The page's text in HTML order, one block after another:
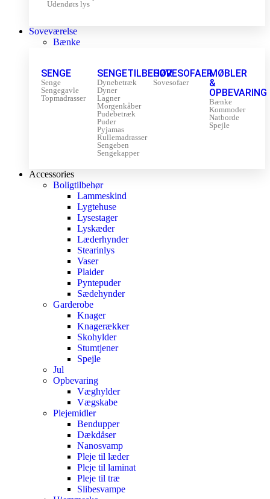
Udendørs lys
Soveværelse
Bænke
SENGE
Senge
Sengegavle
Topmadrasser
SENGETILBEHØR
Dynebetræk
Dyner
Lagner
Morgenkåber
Pudebetræk
Puder
Pyjamas
Rullemadrasser
Sengeben
Sengekapper
SOVESOFAER
Sovesofaer
MØBLER
&
OPBEVARING
Bænke
Kommoder
Natborde
Spejle
Accessories
Boligtilbehør
Lammeskind
Lygtehuse
Lysestager
Lyskæder
Læderhynder
Stearinlys
Vaser
Plaider
Pyntepuder
Sædehynder
Garderobe
Knager
Knagerækker
Skohylder
Stumtjener
Spejle
Jul
Opbevaring
Væghylder
Vægskabe
Plejemidler
Bendupper
Dækdåser
Nanosvamp
Pleje til læder
Pleje til laminat
Pleje til træ
Slibesvampe